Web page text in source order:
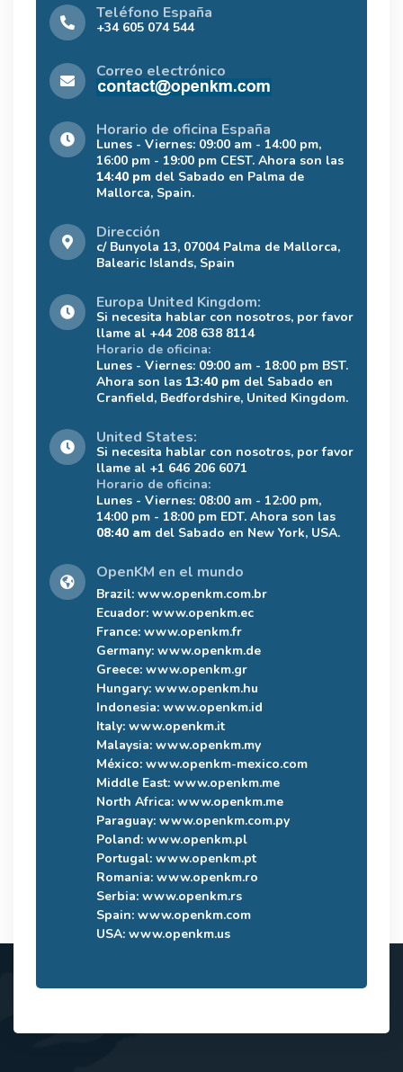
Teléfono España
+34 605 074 544
Correo electrónico
Horario de oficina España
Lunes - Viernes: 09:00 am - 14:00 pm,
16:00 pm - 19:00 pm CEST. Ahora son las
14:40 pm del Sabado en Palma de
Mallorca, Spain.
Dirección
c/ Bunyola 13, 07004 Palma de Mallorca,
Balearic Islands, Spain
Europa United Kingdom:
Si necesita hablar con nosotros, por favor
llame al +44 208 638 8114
Horario de oficina:
Lunes - Viernes: 09:00 am - 18:00 pm BST.
Ahora son las 13:40 pm del Sabado en
Cranfield, Bedfordshire, United Kingdom.
United States:
Si necesita hablar con nosotros, por favor
llame al +1 646 206 6071
Horario de oficina:
Lunes - Viernes: 08:00 am - 12:00 pm,
14:00 pm - 18:00 pm EDT. Ahora son las
08:40 am del Sabado en New York, USA.
OpenKM en el mundo
Brazil: www.openkm.com.br
Ecuador: www.openkm.ec
France: www.openkm.fr
Germany: www.openkm.de
Greece: www.openkm.gr
Hungary: www.openkm.hu
Indonesia: www.openkm.id
Italy: www.openkm.it
Malaysia: www.openkm.my
México: www.openkm-mexico.com
Middle East: www.openkm.me
North Africa: www.openkm.me
Paraguay: www.openkm.com.py
Poland: www.openkm.pl
Portugal: www.openkm.pt
Romania: www.openkm.ro
Serbia: www.openkm.rs
Spain: www.openkm.com
USA: www.openkm.us